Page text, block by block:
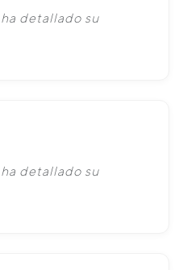
detallado su
detallado su